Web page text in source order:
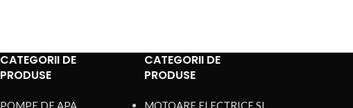
CATEGORII DE
PRODUSE
POMPE DE APA
CATEGORII DE
PRODUSE
MOTOARE ELECTRICE SI